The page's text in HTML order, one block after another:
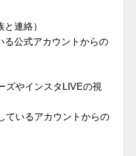
連絡）
る公式アカウントからの
ズやインスタLIVEの視
ているアカウントからの